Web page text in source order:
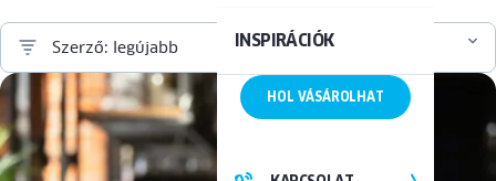
INSPIRÁCIÓK
HOL VÁSÁROLHAT
Szerző: legújabb